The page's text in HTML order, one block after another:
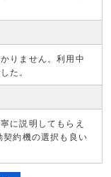
りません。利用中
た。
に説明してもらえ
契約機の選択も良い